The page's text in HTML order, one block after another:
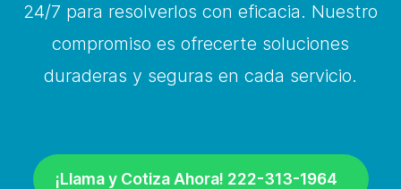
24/7 para resolverlos con eficacia. Nuestro
compromiso es ofrecerte soluciones
duraderas y seguras en cada servicio.
¡Llama y Cotiza Ahora! 222-313-1964